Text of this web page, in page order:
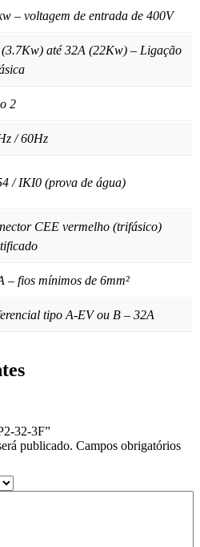
– voltagem de entrada de 400V
até 32A (22Kw) – Ligação
2
/ 60Hz
/ IKI0 (prova de água)
CEE vermelho (trifásico)
– fios mínimos de 6mm²
tipo A-EV ou B – 32A
32-3F”
publicado. Campos obrigatórios